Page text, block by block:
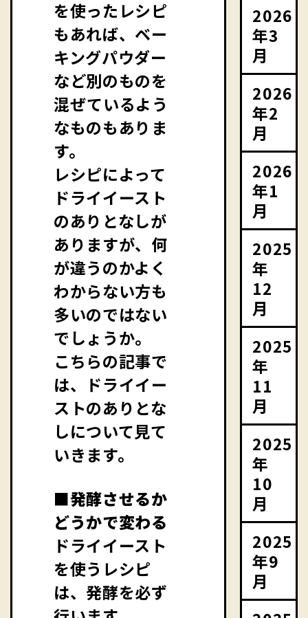
を使ったレシピ
もあれば、ベー
キングパウダー
など別のものを
混ぜているよう
なものもありま
す。
レシピによって
ドライイースト
のありとなしが
ありますが、何
が違うのかよく
わからない方も
多いのではない
でしょうか。
こちらの記事で
は、ドライイー
ストのありとな
しについて見て
いきます。
■発酵させるか
どうかで変わる
ドライイースト
を使うレシピ
は、発酵を必ず
2026
年3
月
2026
年2
月
2026
年1
月
2025
年
12
月
2025
年
11
月
2025
年
10
月
2025
年9
月